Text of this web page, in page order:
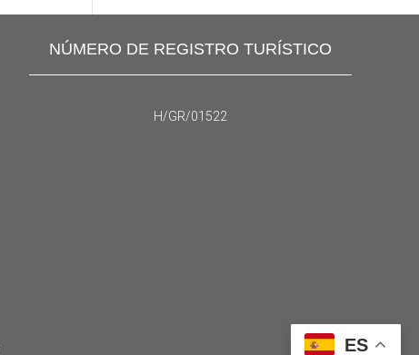
NÚMERO DE REGISTRO TURÍSTICO
H/GR/01522
ES